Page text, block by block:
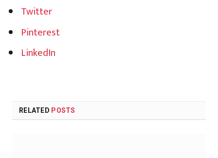
Twitter
Pinterest
LinkedIn
RELATED POSTS